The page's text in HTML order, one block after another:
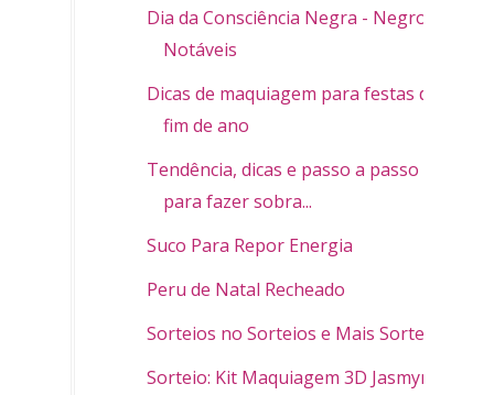
Dia da Consciência Negra - Negros
Notáveis
Dicas de maquiagem para festas de
fim de ano
Tendência, dicas e passo a passo
para fazer sobra...
Suco Para Repor Energia
Peru de Natal Recheado
Sorteios no Sorteios e Mais Sorteios
Sorteio: Kit Maquiagem 3D Jasmyne